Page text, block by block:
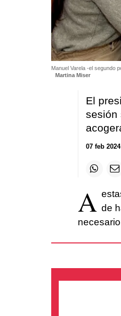
Manuel Varela -el segundo
Martina Miser
El
sesión
07 feb 2024
A de